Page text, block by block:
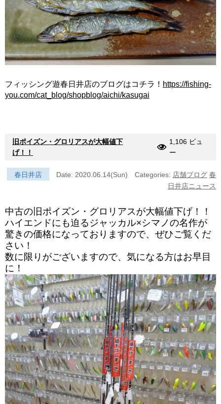
フィッシング遊春日井店のブログはコチラ！ https://fishing-
you.com/cat_blog/shopblog/aichi/kasugai
旧ポイズン・グロリアスが大幅値下
げ！！
1,106 ビュ
ー
春日井店 Date: 2020.06.14(Sun) Categories: 店舗ブログ 春
日井店ニュース
中古の旧ポイズン・グロリアスが大幅値下げ！！
ハイエンドにも迫るジャッカル×シマノの名作が
驚きの価格になっておりますので、ぜひご覧くだ
さい！
数に限りがございますので、気になる方はお早目
に！